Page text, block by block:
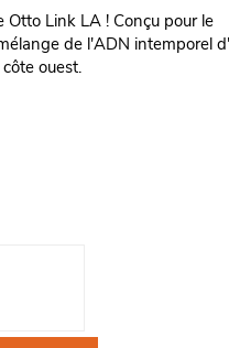
Link LA ! Conçu pour le
de l'ADN intemporel
ouest.